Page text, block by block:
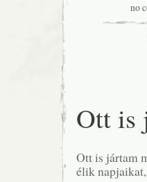
no
Ott is
Ott is jártam
élik